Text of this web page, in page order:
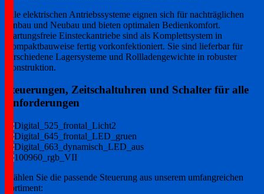
Alle elektrischen Antriebssysteme eignen sich für nachträglichen
Einbau und Neubau und bieten optimalen Bedienkomfort.
Wartungsfreie Einsteckantriebe sind als Komplettsystem in
Kompaktbauweise fertig vorkonfektioniert. Sie sind lieferbar für
verschiedene Lagersysteme und Rollladengewichte in robuster
Konstruktion.
Steuerungen, Zeitschaltuhren und Schalter für alle
Anforderungen
Wählen Sie die passende Steuerung aus unserem umfangreichen
Sortiment: